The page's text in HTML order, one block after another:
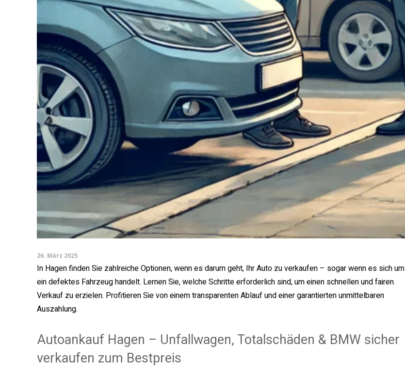
26. März 2025
In Hagen finden Sie zahlreiche Optionen, wenn es darum geht, Ihr Auto zu verkaufen – sogar wenn es sich um
ein defektes Fahrzeug handelt. Lernen Sie, welche Schritte erforderlich sind, um einen schnellen und fairen
Verkauf zu erzielen. Profitieren Sie von einem transparenten Ablauf und einer garantierten unmittelbaren
Auszahlung.
Autoankauf Hagen – Unfallwagen, Totalschäden & BMW sicher
verkaufen zum Bestpreis